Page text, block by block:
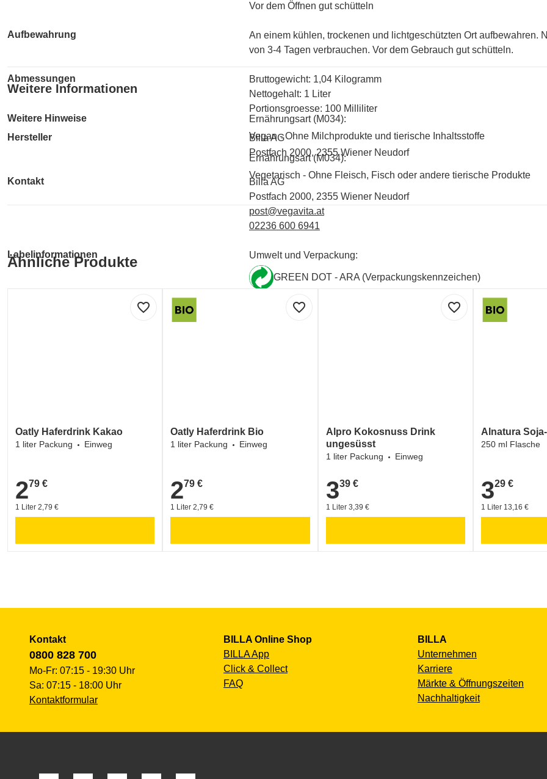
Vor dem Öffnen gut schütteln
Aufbewahrung
An einem kühlen, trockenen und lichtgeschützten Ort
von 3-4 Tagen verbrauchen. Vor dem Gebrauch gut schütteln.
Abmessungen
Bruttogewicht: 1,04 Kilogramm
Nettogehalt: 1 Liter
Portionsgroesse: 100 Milliliter
Hersteller
Billa AG
Postfach 2000, 2355 Wiener Neudorf
Kontakt
Billa AG
Postfach 2000, 2355 Wiener Neudorf
post@vegavita.at
02236 600 6941
Labelinformationen Umwelt und Verpackung:
GREEN DOT - ARA (Verpackungskennzeichen)
Umwelt und Verpackung:
V Label Vegan - European Vegetarian Union (EVU) und
Weitere Informationen
Weitere Hinweise
Ernährungsart (M034):
Vegan - Ohne Milchprodukte und tierische Inhaltsstoffe
Ernährungsart (M034):
Vegetarisch - Ohne Fleisch, Fisch oder andere tierische Produkte
Ähnliche Produkte
favorite_border
Oatly Haferdrink Kakao
1 liter Packung Einweg
2,79 €
279 €
1 Liter 2,79 €
favorite_border
Oatly Haferdrink Bio
1 liter Packung Einweg
2,79 €
279 €
1 Liter 2,79 €
favorite_border
Alpro Kokosnuss Drink
ungesüsst
1 liter Packung Einweg
3,39 €
339 €
1 Liter 3,39 €
Alnatura
250 ml Flasche
3,29 €
329 €
1 Liter 13,16 €
Kontakt
0800 828 700
Mo-Fr: 07:15 - 19:30 Uhr
Sa: 07:15 - 18:00 Uhr
Kontaktformular
BILLA Online Shop
BILLA App
Click & Collect
FAQ
BILLA
Unternehmen
Karriere
Märkte & Öffnungszeiten
Nachhaltigkeit